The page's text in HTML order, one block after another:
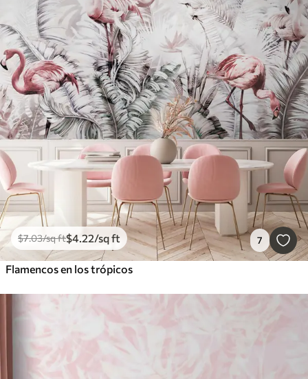
$7.03/sq ft$4.22/sq ft 7
Flamencos en los trópicos